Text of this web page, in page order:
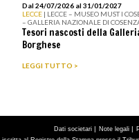
Dal 24/07/2026 al 31/01/2027
LECCE | LECCE – MUSEO MUST I
– GALLERIA NAZIONALE DI
Tesori nascosti della
Borghese
LEGGI TUTTO >
Dati societari | Note legali |